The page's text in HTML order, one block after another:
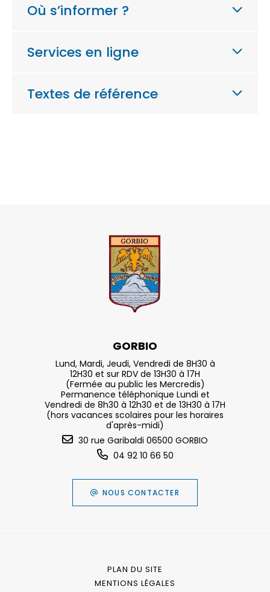
Où s’informer ?
Services en ligne
Textes de référence
GORBIO
Lund, Mardi, Jeudi, Vendredi de 8H30 à
12H30 et sur RDV de 13H30 à 17H
(Fermée au public les Mercredis)
Permanence téléphonique Lundi et
Vendredi de 8h30 à 12h30 et de 13H30 à 17H
(hors vacances scolaires pour les horaires
d'après-midi)
30 rue Garibaldi 06500 GORBIO
04 92 10 66 50
NOUS CONTACTER
PLAN DU SITE
MENTIONS LÉGALES